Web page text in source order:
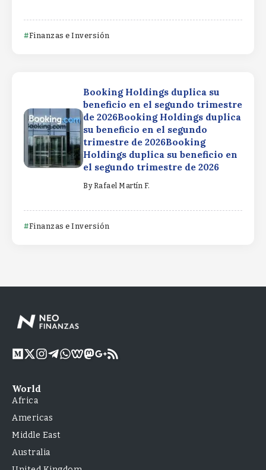
Finanzas e Inversión
Booking Holdings duplica su
beneficio en el segundo trimestre
de 2026Booking Holdings duplica
su beneficio en el segundo
trimestre de 2026Booking
Holdings duplica su beneficio en
el segundo trimestre de 2026
By Rafael Martín F.
Finanzas e Inversión
World
Africa
Americas
Middle East
Australia